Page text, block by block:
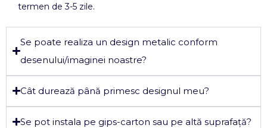
termen de 3-5 zile.
Se poate realiza un design metalic conform
desenului/imaginei noastre?
Cât durează până primesc designul meu?
Se pot instala pe gips-carton sau pe altă suprafață?